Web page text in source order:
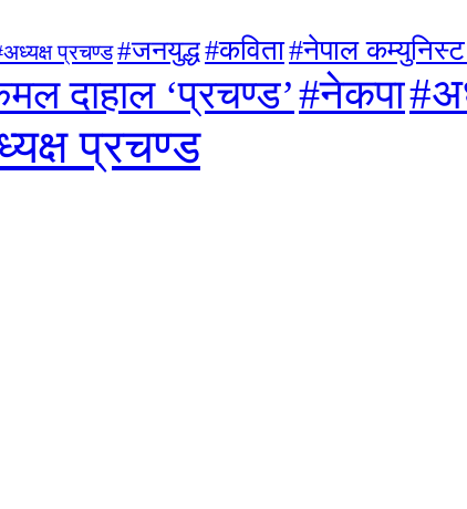
प्रचण्ड#जनयुद्ध#कविता#नेपाल कम्युनिस्ट
दाहाल ‘प्रचण्ड’#नेकपा
प्रचण्ड